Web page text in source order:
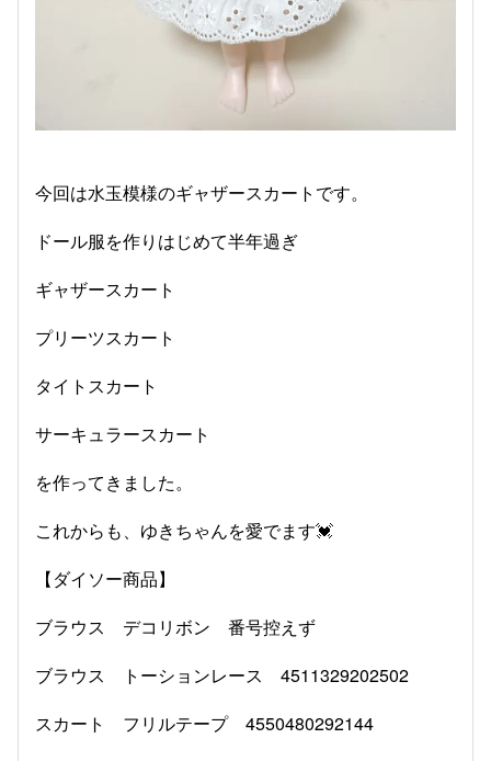
今回は水玉模様のギャザースカートです。
ドール服を作りはじめて半年過ぎ
ギャザースカート
プリーツスカート
タイトスカート
サーキュラースカート
を作ってきました。
これからも、ゆきちゃんを愛でます💓
【ダイソー商品】
ブラウス デコリボン 番号控えず
ブラウス トーションレース 4511329202502
スカート フリルテープ 4550480292144